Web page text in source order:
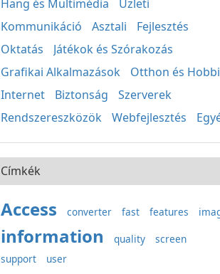
Hang és Multimédia
Üzleti
Kommunikáció
Asztali
Fejlesztés
Oktatás
Játékok és Szórakozás
Grafikai Alkalmazások
Otthon és Hobbi
Internet
Biztonság
Szerverek
Rendszereszközök
Webfejlesztés
Címkék
Access converter fast features
information quality
screen
support
user